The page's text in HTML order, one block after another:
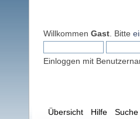
Willkommen Gast . Bitte
Einloggen mit
Übersicht Hilfe Suche